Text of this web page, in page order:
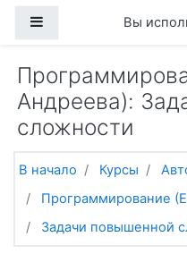
Боковая панель
Вы
Андреева):
сложности
В начало Курсы
Программирование
Задачи повышенной